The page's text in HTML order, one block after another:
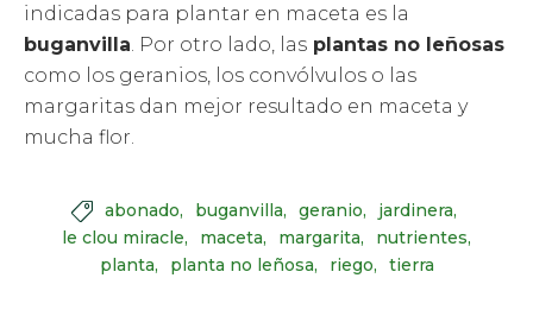
indicadas para plantar en maceta es la
buganvilla. Por otro lado, las plantas no leñosas
como los geranios, los convólvulos o las
margaritas dan mejor resultado en maceta y
mucha flor.
 abonado buganvilla geranio
jardinera
le clou miracle
maceta margarita
nutrientes
planta
planta no leñosa riego tierra